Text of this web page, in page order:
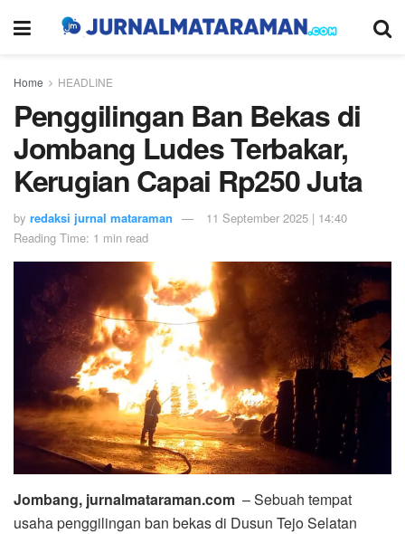
Home HEADLINE
Penggilingan Ban Bekas di
Jombang Ludes Terbakar,
Kerugian Capai Rp250 Juta
by redaksi jurnal mataraman
11 September 2025 | 14:40
Reading Time: 1 min read
Jombang, jurnalmataraman.com – Sebuah tempat
usaha penggilingan ban bekas di Dusun Tejo Selatan